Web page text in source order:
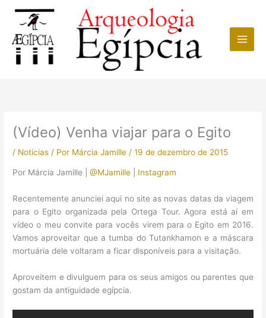
conteúdo
(Vídeo) Venha viajar para o Egito
/ Notícias / Por Márcia Jamille /19 de dezembro de 2015
Por Márcia Jamille |@MJamille Instagram
Recentemente anunciei aqui no site as novas datas da viagem
para o Egito organizada pela Ortega Tour. Agora está aí em
vídeo o meu convite para vocês virem para o Egito em 2016.
Vamos aproveitar que a tumba do Tutankhamon e a máscara
mortuária dele voltaram a ficar disponíveis para a visitação.
Aproveitem e divulguem para os seus amigos ou parentes que
gostam da antiguidade egípcia.